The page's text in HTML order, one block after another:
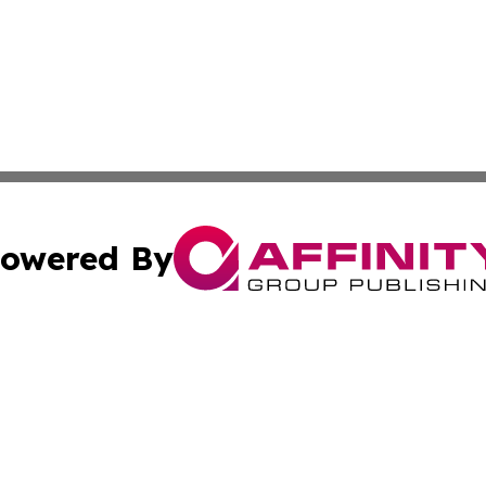
By